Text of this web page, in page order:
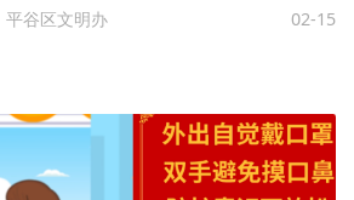
平谷区文明办 02-15